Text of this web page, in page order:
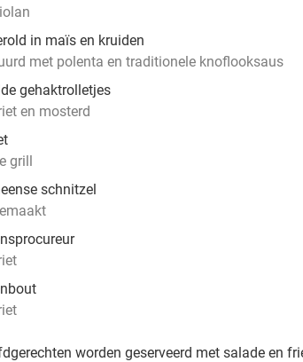
in maïs en kruiden
met polenta en traditionele knoflooksaus
gehaktrolletjes
en mosterd
grill
schnitzel
worden geserveerd met salade en